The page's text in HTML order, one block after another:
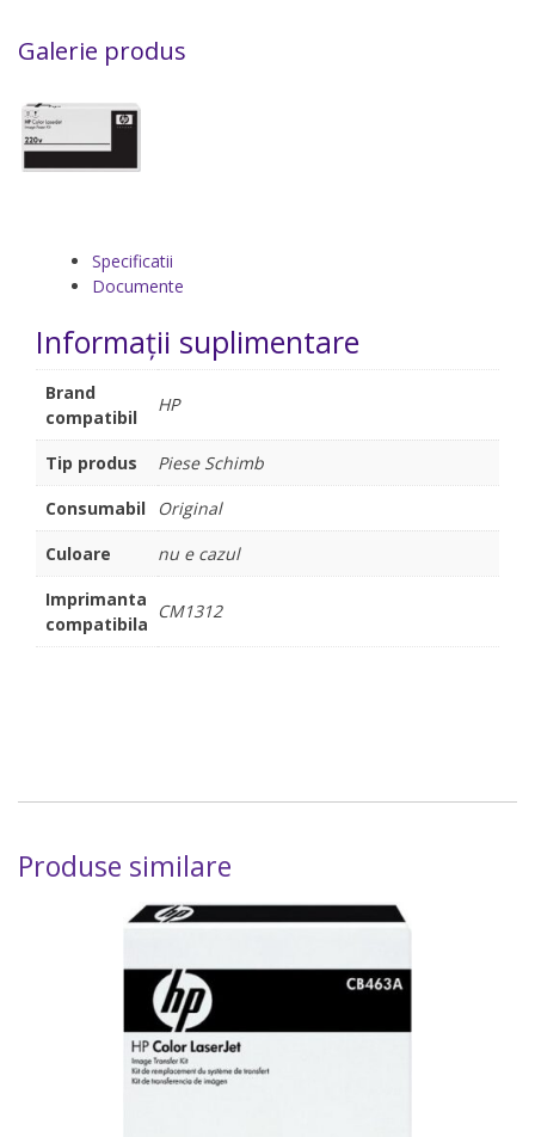
Galerie produs
Specificatii
Documente
Informații suplimentare
Brand
compatibil
HP
Tip produs
Piese Schimb
Consumabil
Original
Culoare
nu e cazul
Imprimanta
compatibila
CM1312
Produse similare